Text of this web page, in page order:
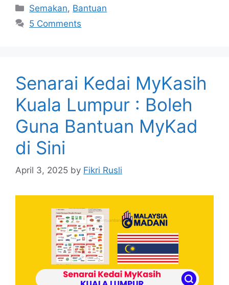
Categories
Semakan, Bantuan
5 Comments
Senarai Kedai MyKasih
Kuala Lumpur : Boleh
Guna Bantuan MyKad
di Sini
April 3, 2025 by Fikri Rusli